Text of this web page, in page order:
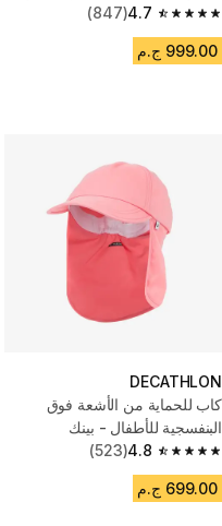
4.7
4.7 out of 5 stars from 847 reviews
(847)
999.00 ج.م
DECATHLON
كاب للحماية من الأشعة فوق
البنفسجية للأطفال - بينك
4.8
4.8 out of 5 stars from 523 reviews
(523)
699.00 ج.م